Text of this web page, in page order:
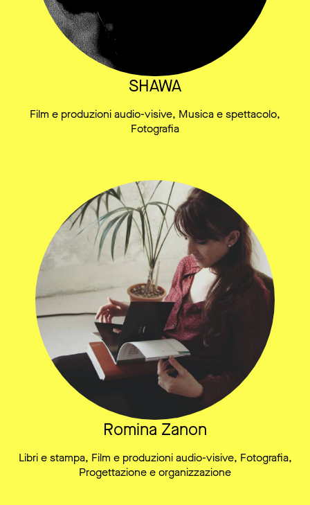
SHAWA
Film e produzioni audio-visive, Musica e spettacolo,
Fotografia
Romina Zanon
Libri e stampa, Film e produzioni audio-visive, Fotografia,
Progettazione e organizzazione